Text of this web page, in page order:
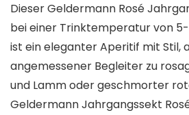
Dieser Geldermann Rosé
bei einer Trinktemperatur von 5-
ist ein eleganter Aperitif mit Stil,
angemessener Begleiter zu
und Lamm oder geschmorter
Geldermann Jahrgangssekt